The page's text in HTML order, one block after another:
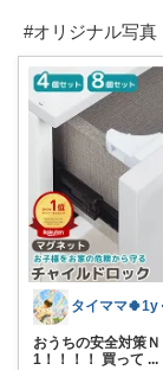
#オリジナル写真
おうちの安全対策Ｎ
1！！！！ 買って ...